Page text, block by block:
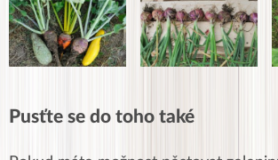
Pusťte se do toho také